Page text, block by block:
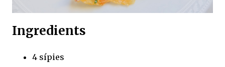
Ingredients
4 sípies